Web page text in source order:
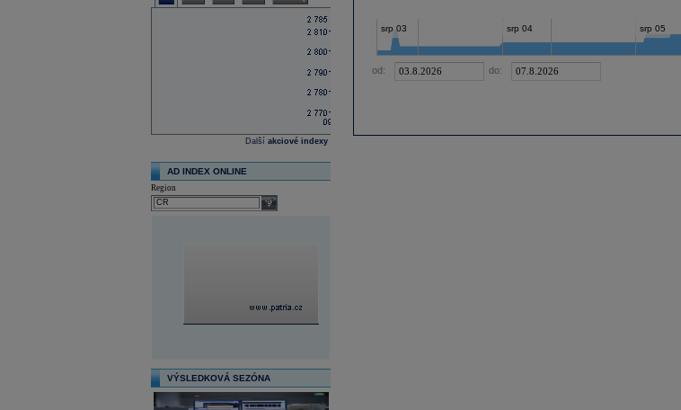
Další akciové indexy
AD INDEX ONLINE
Region
select
VÝSLEDKOVÁ SEZÓNA
srp 03 srp 04 srp 05
od: do: